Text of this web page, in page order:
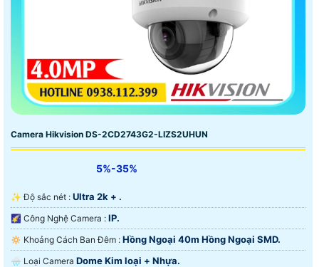
Camera Hikvision DS-2CD2743G2-LIZS2UHUN
5%-35%
✨ Độ sắc nét : Ultra 2k + .
🌠 Công Nghệ Camera : IP.
🔅 Khoảng Cách Ban Đêm : Hồng Ngoại 40m Hồng Ngoại SMD.
🌧️ Loại Camera Dome Kim loại + Nhựa.